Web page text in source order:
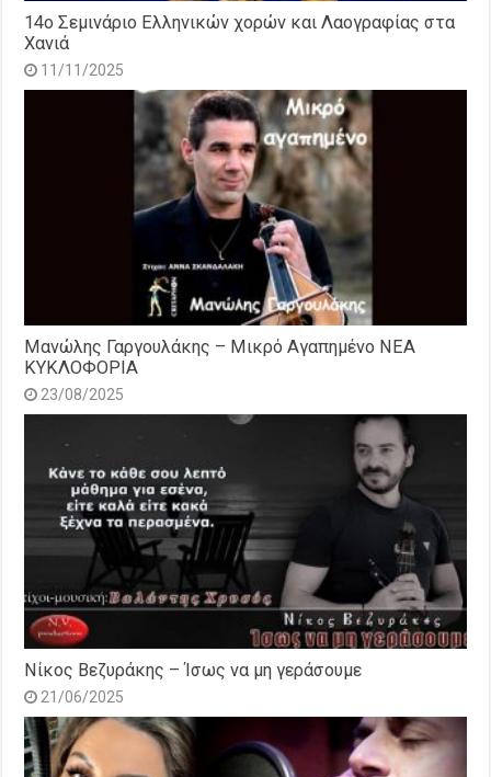
14o Σεμινάριο Ελληνικών χορών και Λαογραφίας στα
Χανιά
11/11/2025
Μανώλης Γαργουλάκης – Μικρό Αγαπημένο NEΑ
ΚΥΚΛΟΦΟΡΙΑ
23/08/2025
Νίκος Βεζυράκης – Ίσως να μη γεράσουμε
21/06/2025